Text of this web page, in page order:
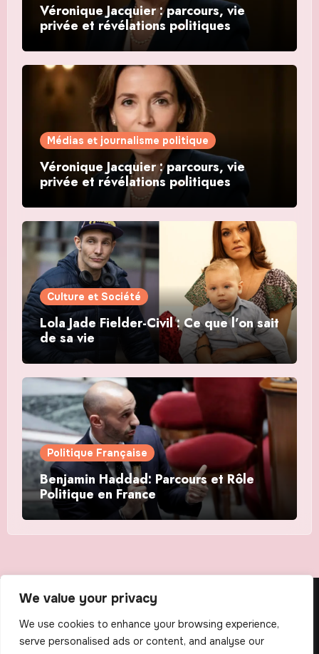
We value your privacy
We use cookies to enhance your browsing experience,
serve personalised ads or content, and analyse our
Véronique Jacquier : parcours, vie
privée et révélations politiques
Médias et journalisme politique
Véronique Jacquier : parcours, vie
privée et révélations politiques
Culture et Société
Lola Jade Fielder-Civil : Ce que l’on sait
de sa vie
Politique Française
Benjamin Haddad: Parcours et Rôle
Politique en France
The Scribens